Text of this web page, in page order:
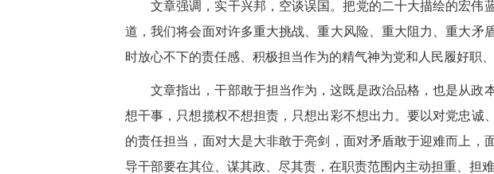
文章强调，实干兴邦，空谈误国。把党的二十大描绘的宏伟
道，我们将会面对许多重大挑战、重大风险、重大阻力、重大
时放心不下的责任感、积极担当作为的精气神为党和人民履好职、
文章指出，干部敢于担当作为，这既是政治品格，也是从政
想干事，只想揽权不想担责，只想出彩不想出力。要以对党忠
的责任担当，面对大是大非敢于亮剑，面对矛盾敢于迎难而上
导干部要在其位、谋其政、尽其责，在职责范围内主动担重、担